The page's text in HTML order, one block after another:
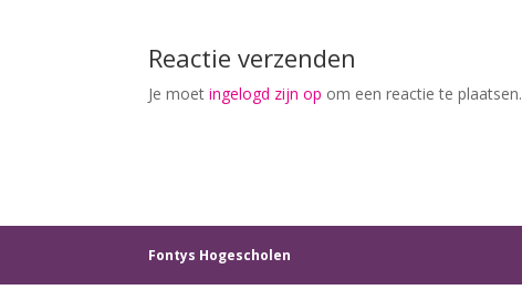
Reactie verzenden
Je moetingelogd zijn op om een reactie te plaatsen.
Fontys Hogescholen